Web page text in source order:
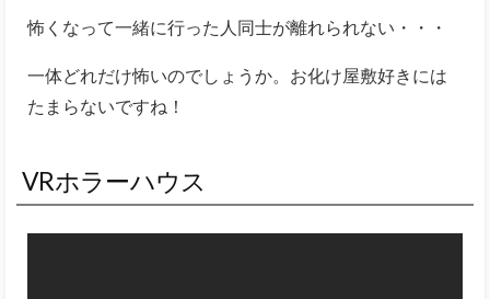
怖くなって一緒に行った人同士が離れられない・・・
一体どれだけ怖いのでしょうか。お化け屋敷好きには
たまらないですね！
VRホラーハウス